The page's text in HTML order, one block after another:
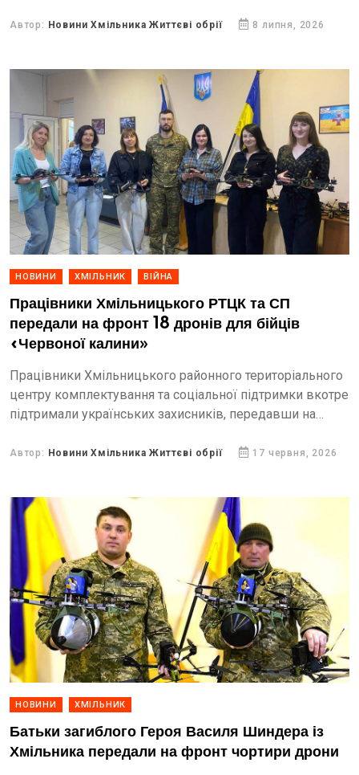
гривень.
Автор: Новини Хмільника Життєві обрії 8 липня, 2026
НОВИНИ ХМІЛЬНИК ВІЙНА
Працівники Хмільницького РТЦК та СП
передали на фронт 18 дронів для бійців
«Червоної калини»
Працівники Хмільницького районного територіального
центру комплектування та соціальної підтримки вкотре
підтримали українських захисників, передавши на
Автор: Новини Хмільника Життєві обрії 17 червня, 2026
НОВИНИ ХМІЛЬНИК
Батьки загиблого Героя Василя Шиндера із
Хмільника передали на фронт чортири дрони